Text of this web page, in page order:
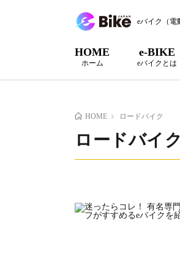
eバイク（電
HOME
ホーム
e-BIKE
eバイクとは
HOME ロードバイク
ロードバイク